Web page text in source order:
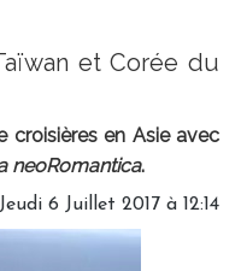
et Corée du
croisières en Asie avec
neoRomantica.
6 Juillet 2017 à 12:14